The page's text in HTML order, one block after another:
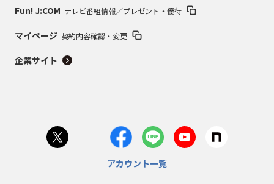
Fun! J:COM テレビ番組情報／プレゼント・優待
マイページ 契約内容確認・変更
企業サイト
アカウント一覧